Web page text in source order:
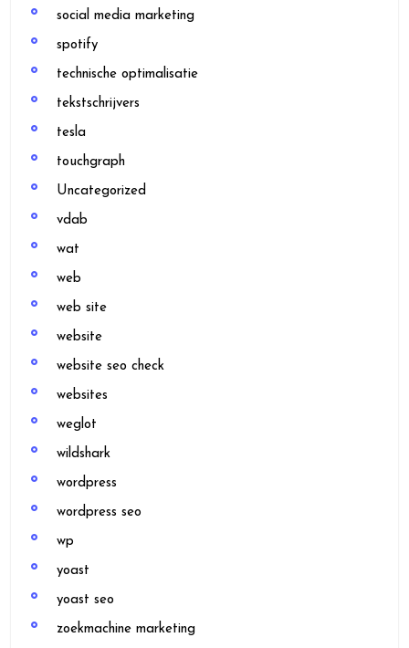
social media marketing
spotify
technische optimalisatie
tekstschrijvers
tesla
touchgraph
Uncategorized
vdab
wat
web
web site
website
website seo check
websites
weglot
wildshark
wordpress
wordpress seo
wp
yoast
yoast seo
zoekmachine marketing